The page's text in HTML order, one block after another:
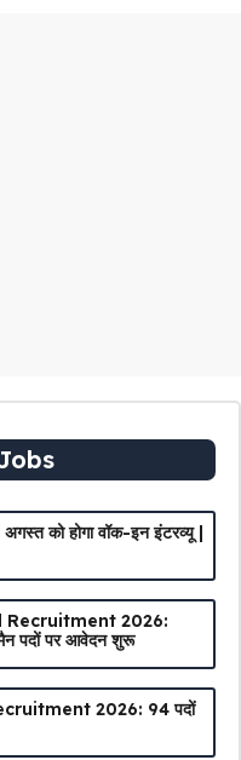
को होगा वॉक-इन इंटरव्यू |
2026:
पदों पर आवेदन शुरू
2026: 94 पदों